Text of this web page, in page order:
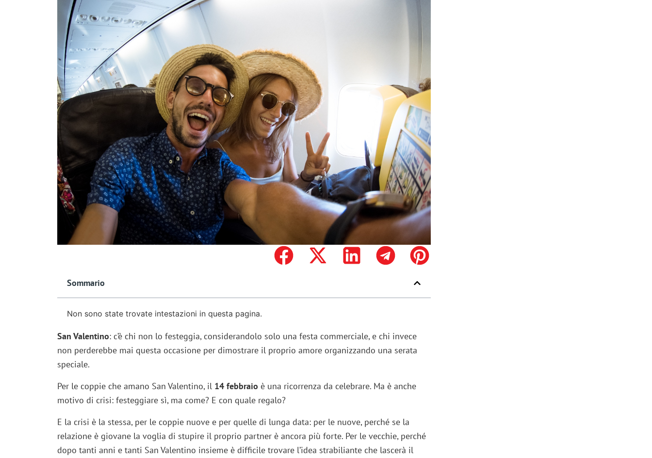
Sommario
Non sono state trovate intestazioni in questa pagina.
San Valentino: c’è chi non lo festeggia, considerandolo solo una festa commerciale, e chi invece
non perderebbe mai questa occasione per dimostrare il proprio amore organizzando una serata
speciale.
Per le coppie che amano San Valentino, il 14 febbraio è una ricorrenza da celebrare. Ma è anche
motivo di crisi: festeggiare sì, ma come? E con quale regalo?
E la crisi è la stessa, per le coppie nuove e per quelle di lunga data: per le nuove, perché se la
relazione è giovane la voglia di stupire il proprio partner è ancora più forte. Per le vecchie, perché
dopo tanti anni e tanti San Valentino insieme è difficile trovare l’idea strabiliante che lascerà il